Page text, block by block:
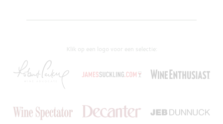
Klik op een logo voor een selectie: